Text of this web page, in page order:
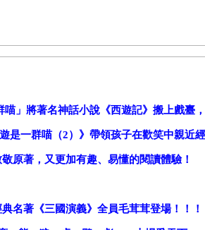
喵」將著名神話小說《西遊記》搬上戲臺，
是一群喵（2）》帶領孩子在歡笑中親近經
敬原著，又更加有趣、易懂的閱讀體驗！
名著《三國演義》全員毛茸茸登場！！！